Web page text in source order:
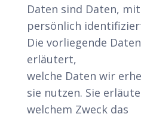
Daten sind Daten,
persönlich
Die vorliegende
erläutert,
welche Daten wir
sie nutzen. Sie
welchem Zweck das